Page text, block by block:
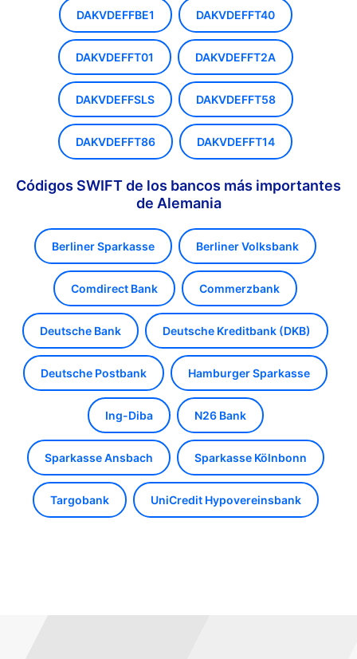
DAKVDEFFBE1 DAKVDEFFT40
DAKVDEFFT01 DAKVDEFFT2A
DAKVDEFFSLS DAKVDEFFT58
DAKVDEFFT86 DAKVDEFFT14
Códigos SWIFT de los bancos más importantes
de Alemania
Berliner Sparkasse Berliner Volksbank
Comdirect Bank Commerzbank
Deutsche Bank Deutsche Kreditbank (DKB)
Deutsche Postbank Hamburger Sparkasse
Ing-Diba N26 Bank
Sparkasse Ansbach Sparkasse Kölnbonn
Targobank UniCredit Hypovereinsbank